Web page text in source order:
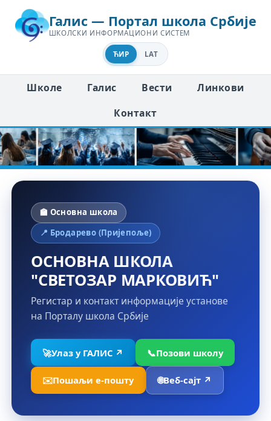
Галис — Портал школа Србије
ШКОЛСКИ ИНФОРМАЦИОНИ СИСТЕМ
ЋИР LAT
Школе Галис Вести
Линкови
Контакт
🏫 Основна школа
📍 Бродарево (Пријепоље)
ОСНОВНА ШКОЛА
"СВЕТОЗАР МАРКОВИЋ"
Регистар и контакт информације установе
на Порталу школа Србије
🚀Улаз у ГАЛИС ↗ 📞Позови школу
✉️Пошаљи е-пошту 🌐Веб-сајт ↗